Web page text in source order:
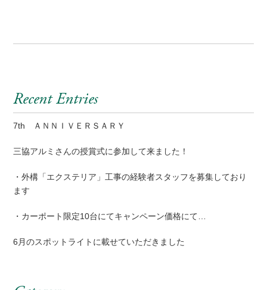
Recent Entries
7th ＡＮＮＩＶＥＲＳＡＲＹ
三協アルミさんの授賞式に参加して来ました！
・外構「エクステリア」工事の経験者スタッフを募集しており
ます
・カーポート限定10台にてキャンペーン価格にて…
6月のスポットライトに載せていただきました